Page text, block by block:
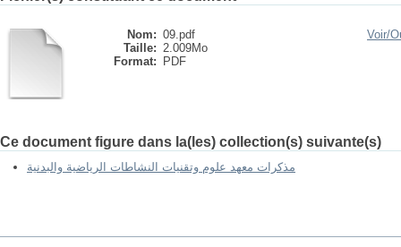
Nom: 09.pdf
Taille: 2.009Mo
Format:
PDF
Voir/
Ce document figure dans la(les) collection(s) suivante(s)
مذكرات معهد علوم وتقنيات النشاطات الرياضية والبدنية